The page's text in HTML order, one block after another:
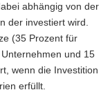
abhängig von der
der investiert wird.
(35 Prozent für
und 15
wenn die Investition
erfüllt.